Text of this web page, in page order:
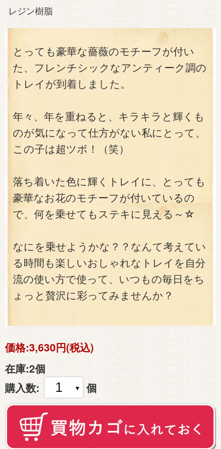
レジン樹脂
とっても豪華な薔薇のモチーフが付い
た、フレンチシックなアンティーク調の
トレイが到着しました。
年々、年を重ねると、キラキラと輝くも
のが気になって仕方がない私にとって、
この子は超ツボ！（笑）
落ち着いた色に輝くトレイに、とっても
豪華なお花のモチーフが付いているの
で、何を乗せてもステキに見える～☆
なにを乗せようかな？？なんて考えてい
る時間も楽しいおしゃれなトレイを自分
流の使い方で使って、いつもの毎日をち
ょっと贅沢に彩ってみませんか？
価格:3,630円(税込)
在庫:2個
購入数:
個